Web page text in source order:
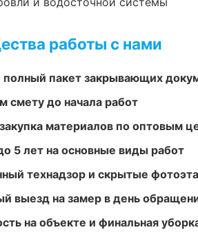
работы с нами
полный пакет закрывающих
смету до начала работ
материалов по оптовым
5 лет на основные виды работ
технадзор и скрытые
выезд на замер в день
на объекте и финальная